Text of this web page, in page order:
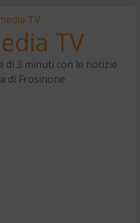
TV
di 3 minuti con le notizie
di Frosinone